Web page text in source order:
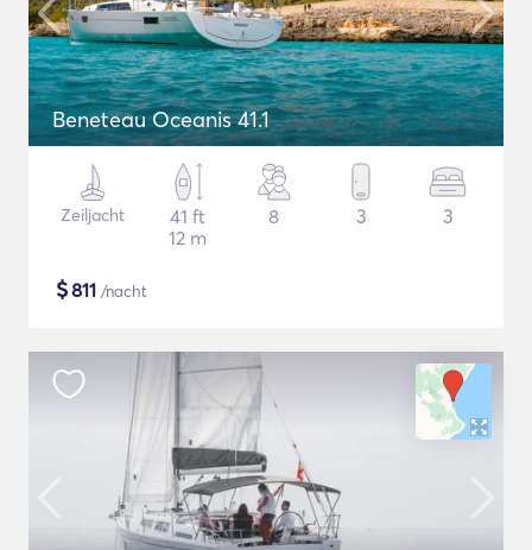
Beneteau Oceanis 41.1
Zeiljacht
41 ft
12 m
8 3 3
$811 /nacht